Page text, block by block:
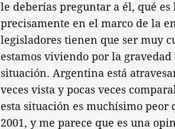
le deberías preguntar a él, qué
precisamente en el marco de la
legisladores tienen que ser muy
estamos viviendo por la
situación. Argentina está
veces vista y pocas veces
esta situación es muchísimo
2001, y me parece que es una